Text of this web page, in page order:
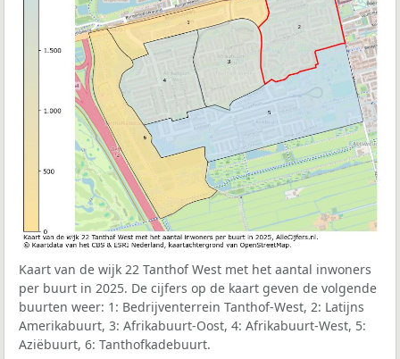
Kaart van de wijk 22 Tanthof West met het aantal inwoners
per buurt in 2025. De cijfers op de kaart geven de volgende
buurten weer: 1: Bedrijventerrein Tanthof-West, 2: Latijns
Amerikabuurt, 3: Afrikabuurt-Oost, 4: Afrikabuurt-West, 5:
Aziëbuurt, 6: Tanthofkadebuurt.